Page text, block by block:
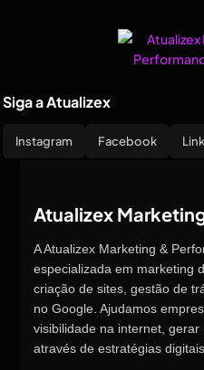
Siga a Atualizex
Instagram Facebook
Atualizex
A Atualizex Marketing &
especializada em marketing
criação de sites, gestão de
no Google. Ajudamos
visibilidade na internet,
através de estratégias